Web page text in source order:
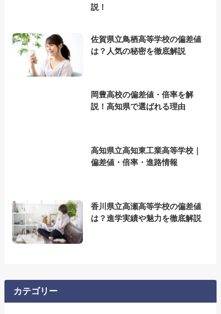
説！
佐賀県立鳥栖高等学校の偏差値
は？人気の秘密を徹底解説
岡豊高校の偏差値・倍率を解
説！高知県で選ばれる理由
高知県立高知東工業高等学校｜
偏差値・倍率・進路情報
香川県立高瀬高等学校の偏差値
は？進学実績や魅力を徹底解説
カテゴリー